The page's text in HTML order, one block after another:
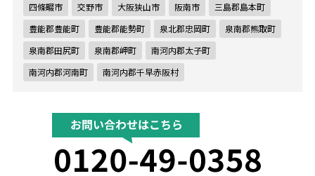
四條畷市
交野市 大阪狭山市 阪南市
三島郡島本町
豊能郡豊能町
豊能郡能勢町 泉北郡忠岡町
泉南郡熊取町
泉南郡田尻町
泉南郡岬町
南河内郡太子町
南河内郡河南町
南河内郡千早赤阪村